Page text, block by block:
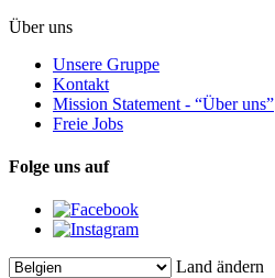
Über uns
Unsere Gruppe
Kontakt
Mission Statement - “Über uns”
Freie Jobs
Folge uns auf
Land ändern